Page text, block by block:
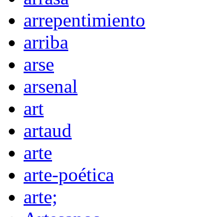
arrepentimiento
arriba
arse
arsenal
art
artaud
arte
arte-poética
arte;